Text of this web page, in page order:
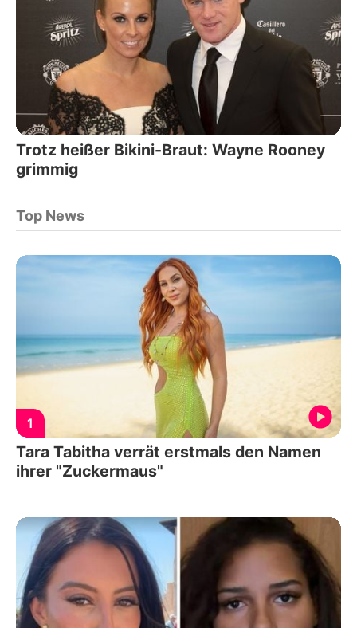
Trotz heißer Bikini-Braut: Wayne Rooney
grimmig
Top News
1
Tara Tabitha verrät erstmals den Namen
ihrer "Zuckermaus"